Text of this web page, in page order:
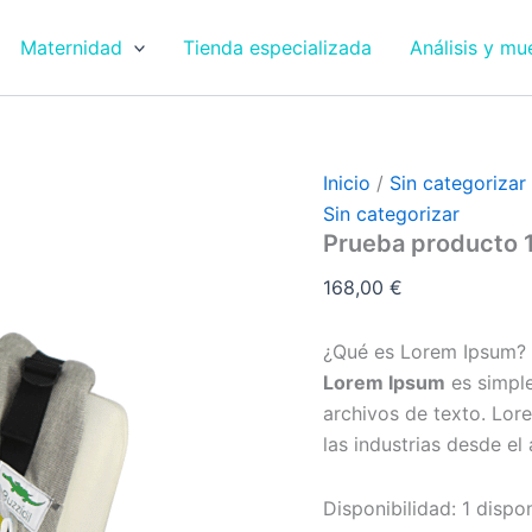
Maternidad Tienda especializada Análisis y
Inicio / Sin categorizar
Sin categorizar
Prueba producto
168,00 €
¿Qué es Lorem Ipsum?
Lorem Ipsum es
archivos de texto.
las industrias desde el
Disponibilidad: 1
1